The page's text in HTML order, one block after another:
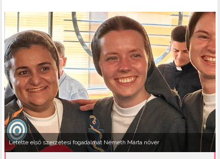
Letette első szerzetesi fogadalmát Németh Márta nővér